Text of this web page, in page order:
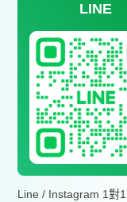
LINE
Line / Instagram 1對